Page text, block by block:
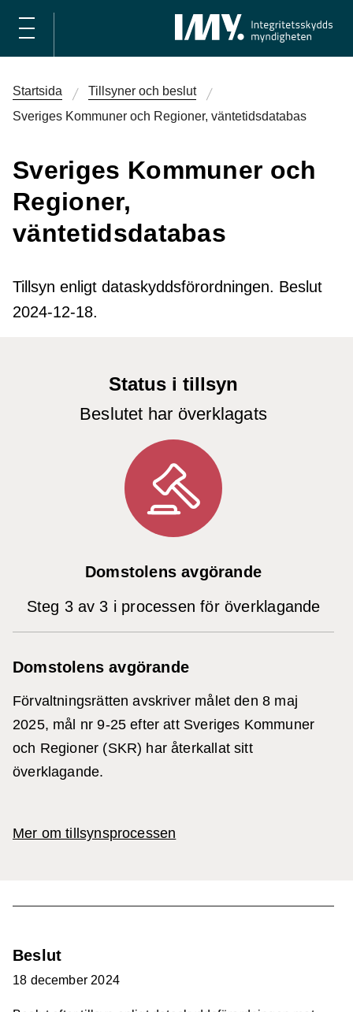
Startsida
Tillsyner och beslut
Sveriges Kommuner och Regioner, väntetidsdatabas
Sveriges Kommuner och
Regioner,
väntetidsdatabas
Tillsyn enligt dataskyddsförordningen. Beslut
2024-12-18.
Status i tillsyn
Beslutet har överklagats
Domstolens avgörande
Steg 3 av 3 i processen för överklagande
Domstolens avgörande
Förvaltningsrätten avskriver målet den 8 maj
2025, mål nr 9-25 efter att Sveriges Kommuner
och Regioner (SKR) har återkallat sitt
överklagande.
Mer om tillsynsprocessen
Beslut
18 december 2024